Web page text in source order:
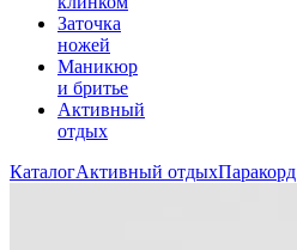
Заточка
ножей
Маникюр
и бритье
Активный
отдых
КаталогАктивный отдыхПаракорд